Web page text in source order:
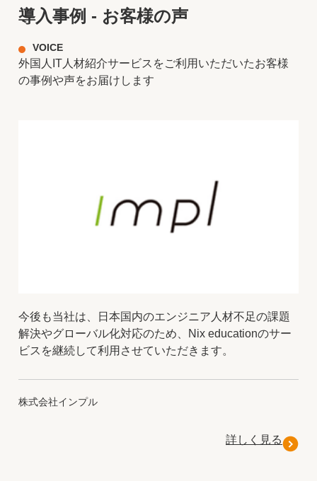
導入事例 - お客様の声
VOICE
外国人IT人材紹介サービスをご利用いただいたお客様
の事例や声をお届けします
今後も当社は、日本国内のエンジニア人材不足の課題
解決やグローバル化対応のため、Nix educationのサー
ビスを継続して利用させていただきます。
株式会社インプル
詳しく見る